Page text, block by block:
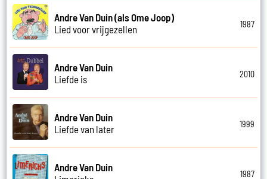
Andre Van Duin (als Ome Joop)
Lied voor vrijgezellen
1987
Andre Van Duin
Liefde is
2010
Andre Van Duin
Liefde van later
1999
Andre Van Duin
1987